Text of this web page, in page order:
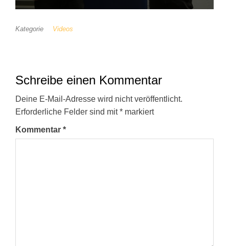
Kategorie Videos
Schreibe einen Kommentar
Deine E-Mail-Adresse wird nicht veröffentlicht.
Erforderliche Felder sind mit* markiert
Kommentar *